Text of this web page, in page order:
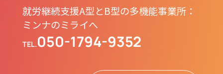
就労継続支援A型とB型の多機能事業所：
ミンナのミライへ
TEL.050-1794-9352